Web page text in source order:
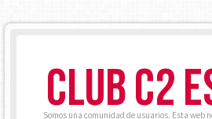
CLUB C2
Somos una comunidad de usuarios. Esta web